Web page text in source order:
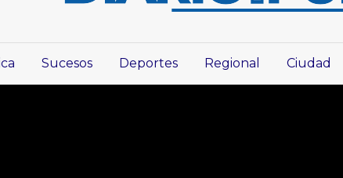
Sucesos Deportes Regional Ciudad